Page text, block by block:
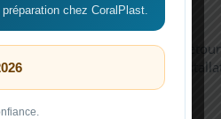
Avis clients
Consultez les
commande,
chez CoralPlast.